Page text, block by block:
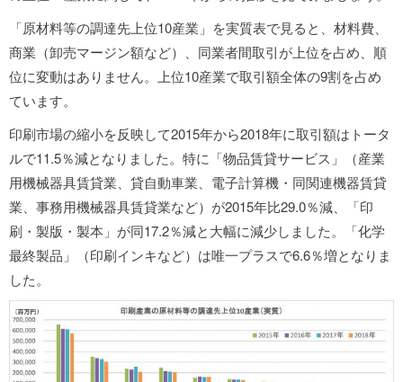
「原材料等の調達先上位10産業」を実質表で見ると、材料費、
商業（卸売マージン額など）、同業者間取引が上位を占め、順
位に変動はありません。上位10産業で取引額全体の9割を占め
ています。
印刷市場の縮小を反映して2015年から2018年に取引額はトータ
ルで11.5％減となりました。特に「物品賃貸サービス」（産業
用機械器具賃貸業、貸自動車業、電子計算機・同関連機器賃貸
業、事務用機械器具賃貸業など）が2015年比29.0％減、「印
刷・製版・製本」が同17.2％減と大幅に減少しました。「化学
最終製品」（印刷インキなど）は唯一プラスで6.6％増となりま
した。